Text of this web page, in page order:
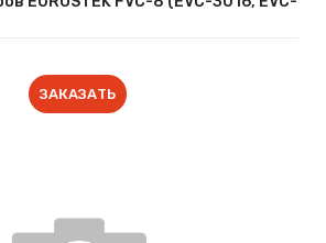
ЗАКАЗАТЬ